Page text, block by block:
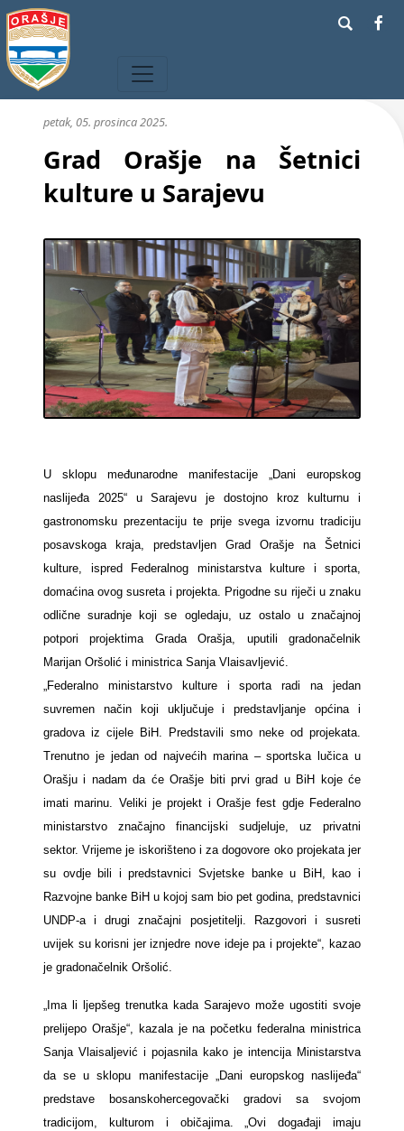
petak, 05. prosinca 2025.
Grad Orašje na Šetnici
kulture u Sarajevu
U sklopu međunarodne manifestacije „Dani europskog
naslijeđa 2025“ u Sarajevu je dostojno kroz kulturnu i
gastronomsku prezentaciju te prije svega izvornu tradiciju
posavskoga kraja, predstavljen Grad Orašje na Šetnici
kulture, ispred Federalnog ministarstva kulture i sporta,
domaćina ovog susreta i projekta. Prigodne su riječi u znaku
odlične suradnje koji se ogledaju, uz ostalo u značajnoj
potpori projektima Grada Orašja, uputili gradonačelnik
Marijan Oršolić i ministrica Sanja Vlaisavljević.
„Federalno ministarstvo kulture i sporta radi na jedan
suvremen način koji uključuje i predstavljanje općina i
gradova iz cijele BiH. Predstavili smo neke od projekata.
Trenutno je jedan od najvećih marina – sportska lučica u
Orašju i nadam da će Orašje biti prvi grad u BiH koje će
imati marinu. Veliki je projekt i Orašje fest gdje Federalno
ministarstvo značajno financijski sudjeluje, uz privatni
sektor. Vrijeme je iskorišteno i za dogovore oko projekata jer
su ovdje bili i predstavnici Svjetske banke u BiH, kao i
Razvojne banke BiH u kojoj sam bio pet godina, predstavnici
UNDP-a i drugi značajni posjetitelji. Razgovori i susreti
uvijek su korisni jer iznjedre nove ideje pa i projekte“, kazao
je gradonačelnik Oršolić.
„Ima li ljepšeg trenutka kada Sarajevo može ugostiti svoje
prelijepo Orašje“, kazala je na početku federalna ministrica
Sanja Vlaisaljević i pojasnila kako je intencija Ministarstva
da se u sklopu manifestacije „Dani europskog naslijeđa“
predstave bosanskohercegovački gradovi sa svojom
tradicijom, kulturom i običajima. „Ovi događaji imaju